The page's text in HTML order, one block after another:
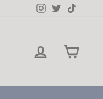
Instagram
Twitter
LOG IN